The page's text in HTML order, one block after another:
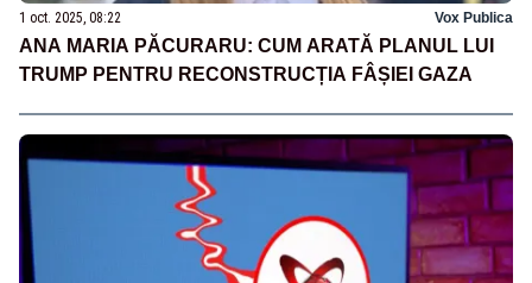
1 oct. 2025, 08:22 Vox Publica
ANA MARIA PĂCURARU: CUM ARATĂ PLANUL LUI
TRUMP PENTRU RECONSTRUCȚIA FÂȘIEI GAZA